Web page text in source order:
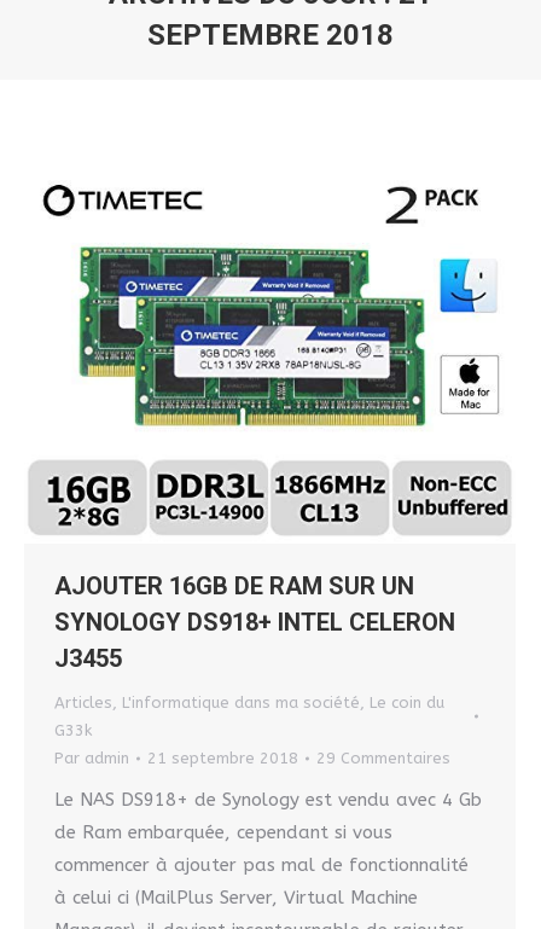
SEPTEMBRE 2018
AJOUTER 16GB DE RAM SUR UN
SYNOLOGY DS918+ INTEL CELERON
J3455
Articles, L'informatique dans ma société, Le coin du
G33k
Par admin 21 septembre 2018 29 Commentaires
Le NAS DS918+ de Synology est vendu avec 4 Gb
de Ram embarquée, cependant si vous
commencer à ajouter pas mal de fonctionnalité
à celui ci (MailPlus Server, Virtual Machine